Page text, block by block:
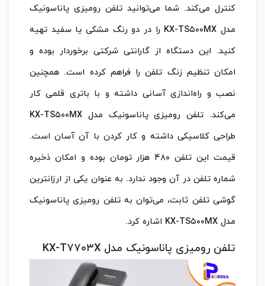
کنترل می‌کند. شما می‌توانید تلفن رومیزی پاناسونیک
مدل KX-TS۵۰۰MX را در دو رنگ مشکی یا سفید تهیه
کنید. این دستگاه از گارانتی شرکتی برخوردار بوده و
امکان تنظیم زنگ تلفن را فراهم کرده است. همچنین
نصب و راه‌اندازی آسانی داشته و با باتری قلمی کار
می‌کند. تلفن رومیزی پاناسونیک مدل KX-TS۵۰۰MX
طراحی کلاسیکی داشته و کار کردن با آن آسان است.
قیمت این تلفن ۴۸۰ هزار تومان بوده و امکان ذخیره
شماره تلفن در آن وجود ندارد. به عنوان یکی از ارزانترین
گوشی تلفن ثابت، می‌توان به تلفن رومیزی پاناسونیک
مدل KX-TS۵۰۰MX اشاره کرد.
تلفن رومیزی پاناسونیک مدل KX-T۷۷۰۳X